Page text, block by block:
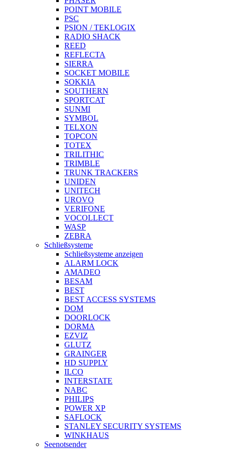
POINT MOBILE
PSC
PSION / TEKLOGIX
RADIO SHACK
REED
REFLECTA
SIERRA
SOCKET MOBILE
SOKKIA
SOUTHERN
SPORTCAT
SUNMI
SYMBOL
TELXON
TOPCON
TOTEX
TRILITHIC
TRIMBLE
TRUNK TRACKERS
UNIDEN
UNITECH
UROVO
VERIFONE
VOCOLLECT
WASP
ZEBRA
Schließsysteme
Schließsysteme anzeigen
ALARM LOCK
AMADEO
BESAM
BEST
BEST ACCESS SYSTEMS
DOM
DOORLOCK
DORMA
EZVIZ
GLUTZ
GRAINGER
HD SUPPLY
ILCO
INTERSTATE
NABC
PHILIPS
POWER XP
SAFLOCK
STANLEY SECURITY SYSTEMS
WINKHAUS
Seenotsender